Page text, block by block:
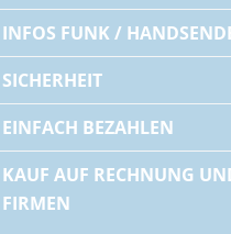
INFOS FUNK /
SICHERHEIT
EINFACH BEZAHLEN
KAUF AUF RECHNUNG
FIRMEN